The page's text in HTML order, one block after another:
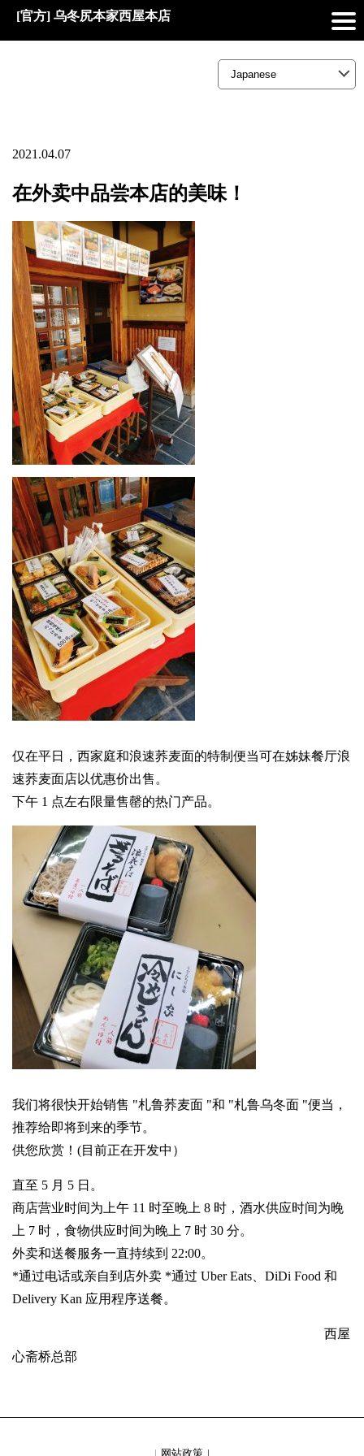
[官方] 乌冬尻本家西屋本店
2021.04.07
在外卖中品尝本店的美味！
仅在平日，西家庭和浪速荞麦面的特制便当可在姊妹餐厅浪
速荞麦面店以优惠价出售。
下午 1 点左右限量售罄的热门产品。
我们将很快开始销售 "札鲁荞麦面 "和 "札鲁乌冬面 "便当，
推荐给即将到来的季节。
供您欣赏！(目前正在开发中）
直至 5 月 5 日。
商店营业时间为上午 11 时至晚上 8 时，酒水供应时间为晚
上 7 时，食物供应时间为晚上 7 时 30 分。
外卖和送餐服务一直持续到 22:00。
*通过电话或亲自到店外卖 *通过 Uber Eats、DiDi Food 和
Delivery Kan 应用程序送餐。
西屋
心斋桥总部
网站政策